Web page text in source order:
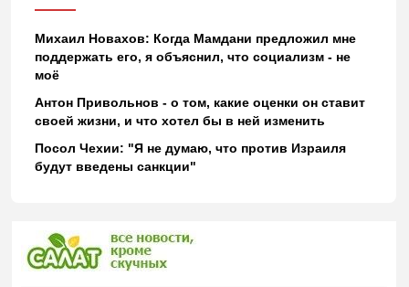
Михаил Новахов: Когда Мамдани предложил мне
поддержать его, я объяснил, что социализм - не
моё
Антон Привольнов - о том, какие оценки он ставит
своей жизни, и что хотел бы в ней изменить
Посол Чехии: "Я не думаю, что против Израиля
будут введены санкции"